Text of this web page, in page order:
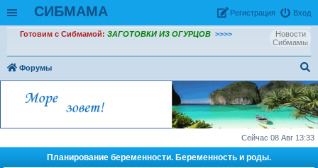
СИБМАМА Вход
Рeгиcтpaция
Новости
Сибмамы
Готовим с Сибмамой: ЗАГОТОВКИ ИЗ ОГУРЦОВ >>>>
Форумы
ои
ск
Сейчас 08 Авг 13:33
Планирование беременности. Беременность и роды.